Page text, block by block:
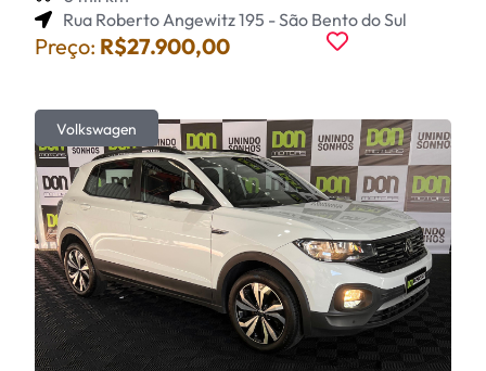
Rua Roberto Angewitz 195 - São Bento do Sul
Preço: R$27.900,00
Volkswagen